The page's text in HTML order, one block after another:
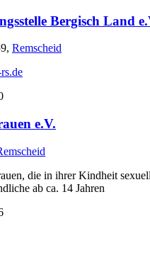
Bergisch Land
Remscheid
e.V.
die in ihrer Kindheit
ab ca. 14 Jahren